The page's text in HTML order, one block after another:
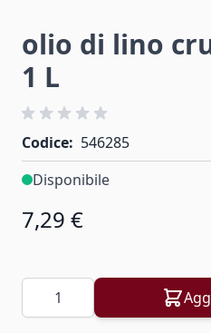
olio di lino
1 L
Codice: 546285
Disponibile
7,29 €
Quantità